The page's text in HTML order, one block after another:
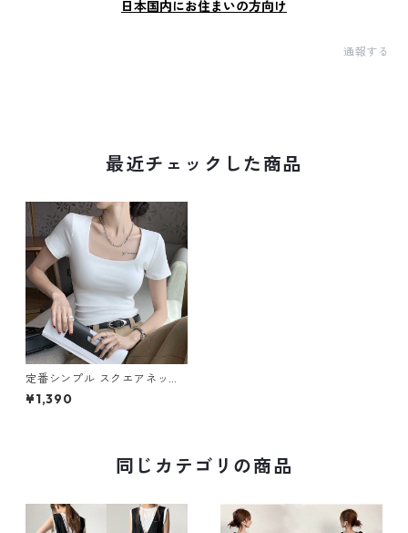
日本国内にお住まいの方向け
通報する
最近チェックした商品
定番シンプル スクエアネック
6色展開 半袖カットソー m-48
7
¥1,390
同じカテゴリの商品